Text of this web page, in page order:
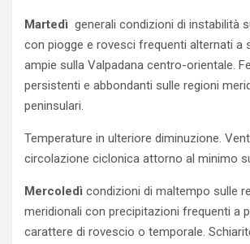
Martedì generali condizioni di instabilità
con piogge e rovesci frequenti alternati a
ampie sulla Valpadana centro-orientale.
persistenti e abbondanti sulle regioni
peninsulari.
Temperature in ulteriore diminuzione.
circolazione ciclonica attorno al minimo
Mercoledì condizioni di maltempo sulle
meridionali con precipitazioni frequenti a
carattere di rovescio o temporale.